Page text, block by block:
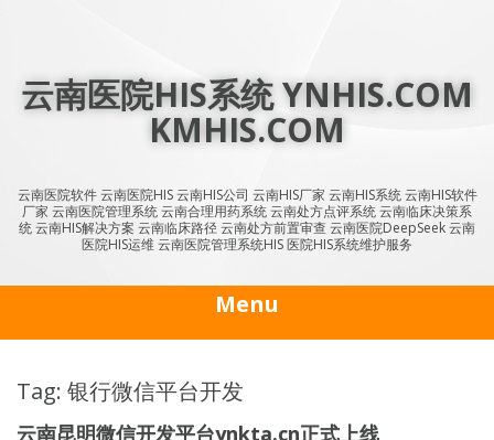
云南医院HIS系统 YNHIS.COM
KMHIS.COM
云南医院软件 云南医院HIS 云南HIS公司 云南HIS厂家 云南HIS系统 云南HIS软件
厂家 云南医院管理系统 云南合理用药系统 云南处方点评系统 云南临床决策系
统 云南HIS解决方案 云南临床路径 云南处方前置审查 云南医院DeepSeek 云南
医院HIS运维 云南医院管理系统HIS 医院HIS系统维护服务
Menu
Tag: 银行微信平台开发
云南昆明微信开发平台ynkta.cn正式上线